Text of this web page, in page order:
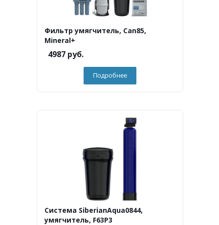
Фильтр умягчитель, Can85,
Mineral+
4987 руб.
Подробнее
Система SiberianAqua0844,
умягчитель, F63P3